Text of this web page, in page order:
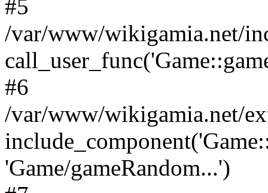
#5
/var/www/wikigamia.net/
#6
/var/www/wikigamia.net/
'Game/gameRandom...')